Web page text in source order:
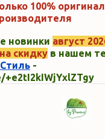
100%
новинки август
скидку в нашем
-